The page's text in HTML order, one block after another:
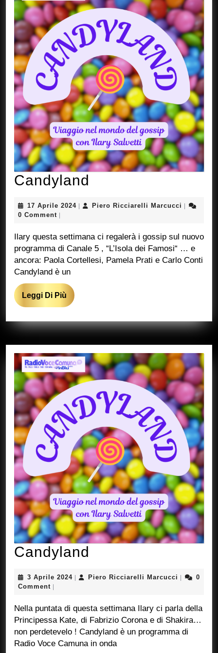
Candyland
17 Aprile 202417
| Piero Ricciarelli Marcucci Piero
|
0 Comment |
Ilary questa settimana ci regalerà i gossip sul nuovo
programma di Canale 5 , “L’Isola dei Famosi“ … e
ancora: Paola Cortellesi, Pamela Prati e Carlo Conti
Candyland è un
Leggi Di Più Leggi
Di
Candyland
3 Aprile 20243| Piero Ricciarelli Marcucci Piero
|
0
Comment |
Nella puntata di questa settimana Ilary ci parla della
Principessa Kate, di Fabrizio Corona e di Shakira…
non perdetevelo ! Candyland è un programma di
Radio Voce Camuna in onda